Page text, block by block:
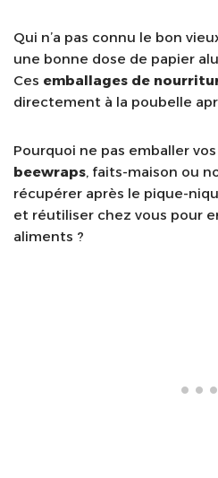
Qui n’a pas connu le bon
une bonne dose de papier
Ces emballages de
directement à la poubelle
Pourquoi ne pas emballer
beewraps, faits-maison ou
récupérer après le pique-
et réutiliser chez vous pour
aliments ?